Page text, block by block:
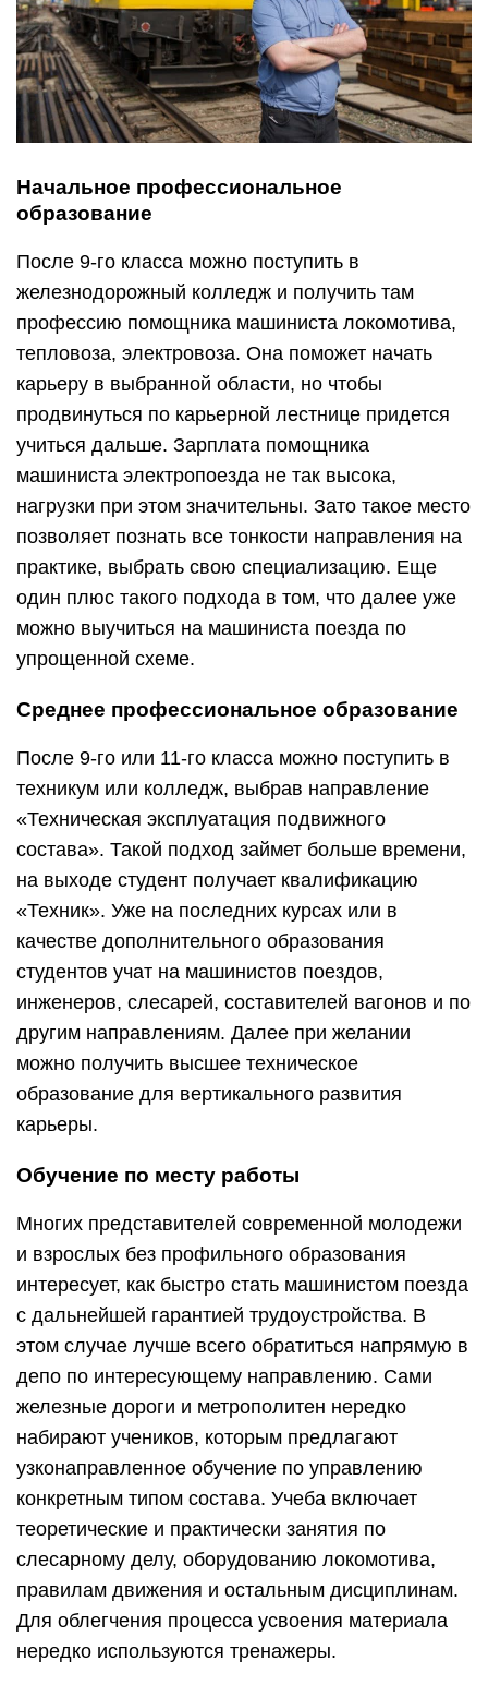
Начальное профессиональное
образование
После 9-го класса можно поступить в
железнодорожный колледж и получить там
профессию помощника машиниста локомотива,
тепловоза, электровоза. Она поможет начать
карьеру в выбранной области, но чтобы
продвинуться по карьерной лестнице придется
учиться дальше. Зарплата помощника
машиниста электропоезда не так высока,
нагрузки при этом значительны. Зато такое место
позволяет познать все тонкости направления на
практике, выбрать свою специализацию. Еще
один плюс такого подхода в том, что далее уже
можно выучиться на машиниста поезда по
упрощенной схеме.
Среднее профессиональное образование
После 9-го или 11-го класса можно поступить в
техникум или колледж, выбрав направление
«Техническая эксплуатация подвижного
состава». Такой подход займет больше времени,
на выходе студент получает квалификацию
«Техник». Уже на последних курсах или в
качестве дополнительного образования
студентов учат на машинистов поездов,
инженеров, слесарей, составителей вагонов и по
другим направлениям. Далее при желании
можно получить высшее техническое
образование для вертикального развития
карьеры.
Обучение по месту работы
Многих представителей современной молодежи
и взрослых без профильного образования
интересует, как быстро стать машинистом поезда
с дальнейшей гарантией трудоустройства. В
этом случае лучше всего обратиться напрямую в
депо по интересующему направлению. Сами
железные дороги и метрополитен нередко
набирают учеников, которым предлагают
узконаправленное обучение по управлению
конкретным типом состава. Учеба включает
теоретические и практически занятия по
слесарному делу, оборудованию локомотива,
правилам движения и остальным дисциплинам.
Для облегчения процесса усвоения материала
нередко используются тренажеры.